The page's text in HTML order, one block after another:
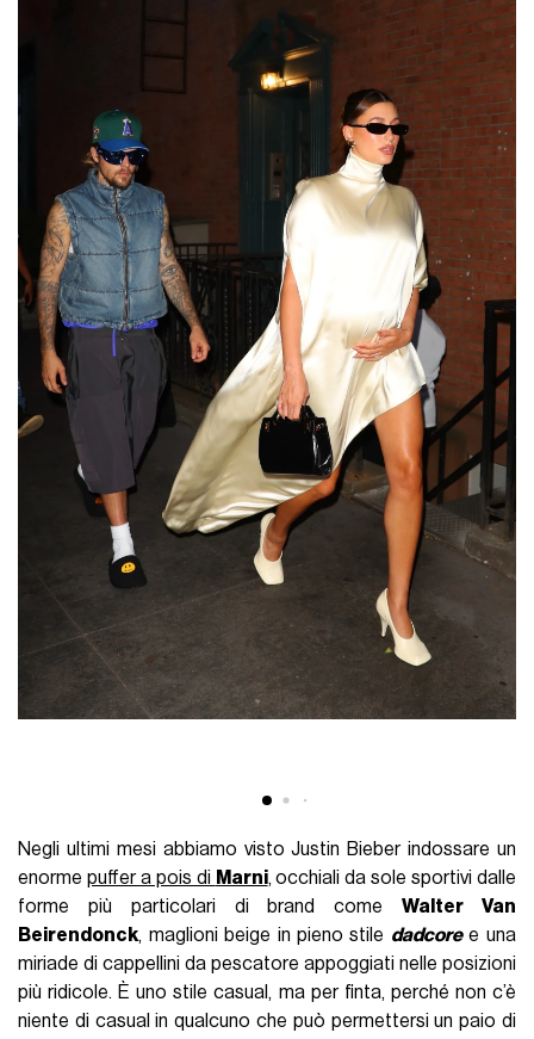
Negli ultimi mesi abbiamo visto Justin Bieber indossare un
enorme puffer a pois di Marni, occhiali da sole sportivi dalle
forme più particolari di brand comeWalter Van
Beirendonck, maglioni beige in pieno stile dadcoree una
miriade di cappellini da pescatore appoggiati nelle posizioni
più ridicole. È uno stile casual, ma per finta, perché non c’è
niente di casual in qualcuno che può permettersi un paio di